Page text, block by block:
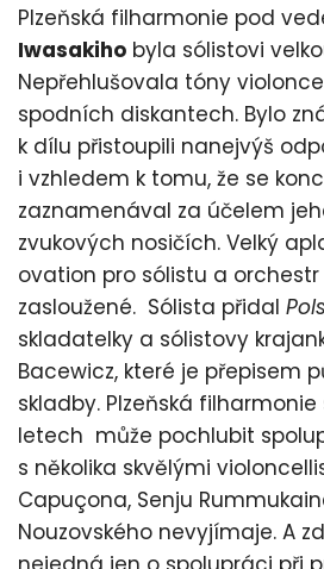
Plzeňská filharmonie pod
Iwasakiho byla sólistovi
Nepřehlušovala tóny
spodních diskantech. Bylo
k dílu přistoupili nanejvýš
i vzhledem k tomu, že se
zaznamenával za účelem
zvukových nosičích. Velký
ovation pro sólistu a
zasloužené. Sólista přidal
skladatelky a sólistovy
Bacewicz, které je přepisem
skladby. Plzeňská
letech může pochlubit
s několika skvělými
Capuçona, Senju
Nouzovského nevyjímaje. A